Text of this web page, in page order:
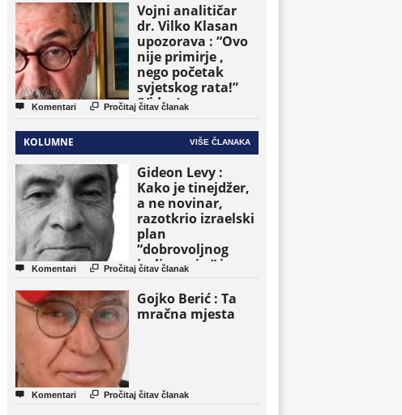
Vojni analitičar
dr. Vilko Klasan
upozorava : “Ovo
nije primirje ,
nego početak
svjetskog rata!”
(Video)
 Komentari  Pročitaj čitav članak
KOLUMNE VIŠE ČLANAKA
Gideon Levy :
Kako je tinejdžer,
a ne novinar,
razotkrio izraelski
plan
“dobrovoljnog
iseljavanja ” iz
Gaze
 Komentari  Pročitaj čitav članak
Gojko Berić : Ta
mračna mjesta
 Komentari  Pročitaj čitav članak